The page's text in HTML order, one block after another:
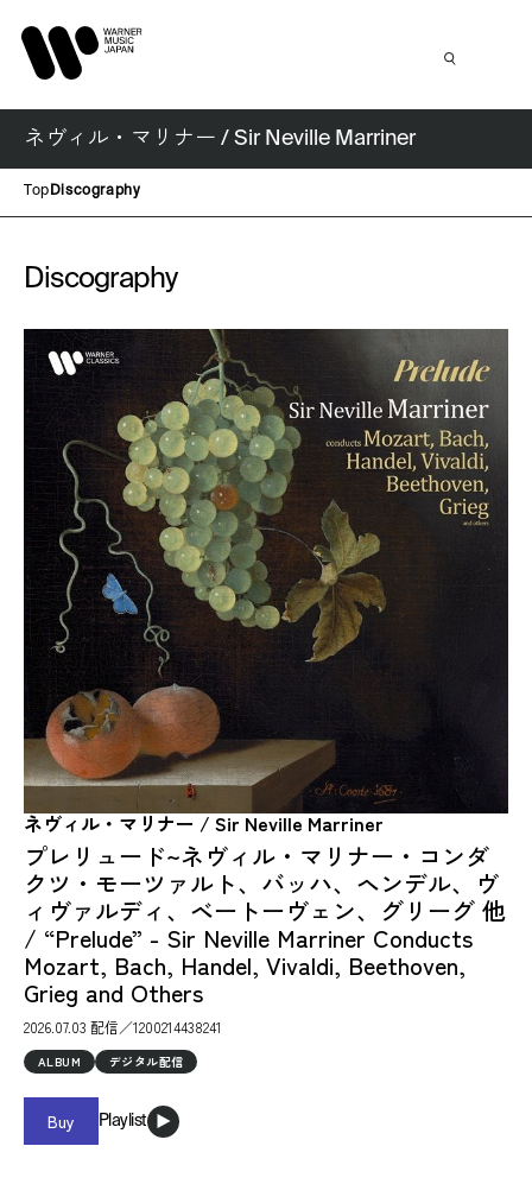
ネヴィル・マリナー / Sir Neville Marriner
Top Discography
Discography
ネヴィル・マリナー / Sir Neville Marriner
プレリュード~ネヴィル・マリナー・コンダ
クツ・モーツァルト、バッハ、ヘンデル、ヴ
ィヴァルディ、ベートーヴェン、グリーグ 他
/ “Prelude” - Sir Neville Marriner Conducts
Mozart, Bach, Handel, Vivaldi, Beethoven,
Grieg and Others
2026.07.03 配信／1200214438241
ALBUM デジタル配信
Buy Playlist